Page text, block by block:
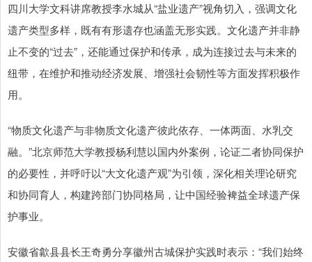
四川大学文科讲席教授李水城从“盐业遗产”视角切入，强调文化
遗产类型多样，既有有形遗存也涵盖无形实践。文化遗产并非静
止不变的“过去”，还能通过保护和传承，成为连接过去与未来的
纽带，在维护和推动经济发展、增强社会韧性等方面发挥积极作
用。
“物质文化遗产与非物质文化遗产彼此依存、一体两面、水乳交
融。”北京师范大学教授杨利慧以国内外案例，论证二者协同保护
的必要性，并呼吁以“大文化遗产观”为引领，深化相关理论研究
和协同育人，构建跨部门协同格局，让中国经验裨益全球遗产保
护事业。
安徽省歙县县长王奇勇分享徽州古城保护实践时表示：“我们始终